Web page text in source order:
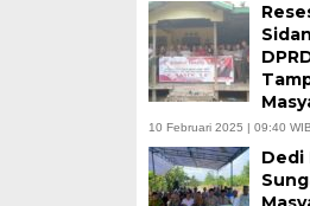
10 Februari 2025 | 09:40 WIB
Dedi